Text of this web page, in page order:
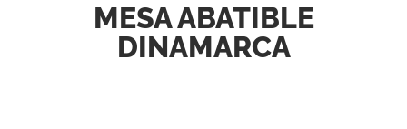
MESA ABATIBLE
DINAMARCA